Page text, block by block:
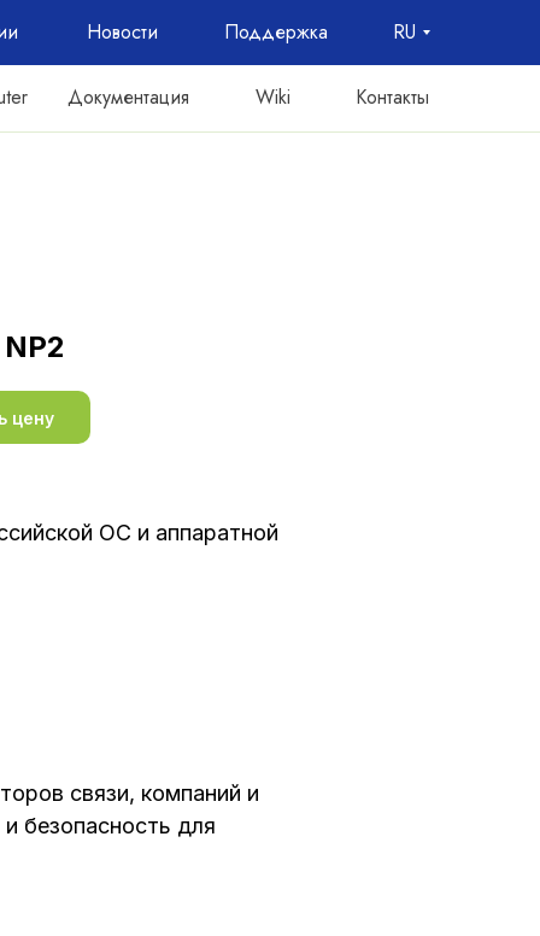
Новости Поддержка RU
Контакты
Wiki
Документация
цену
ОС и аппаратной
связи, компаний и
безопасность для